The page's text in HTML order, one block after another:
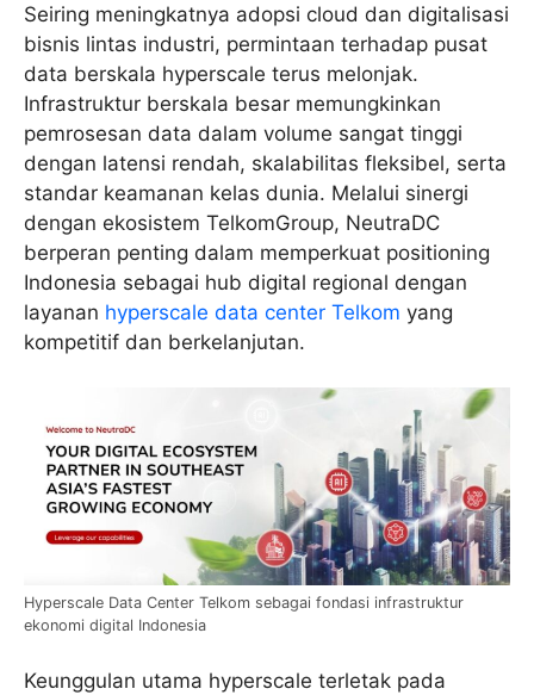
Seiring meningkatnya adopsi cloud dan digitalisasi
bisnis lintas industri, permintaan terhadap pusat
data berskala hyperscale terus melonjak.
Infrastruktur berskala besar memungkinkan
pemrosesan data dalam volume sangat tinggi
dengan latensi rendah, skalabilitas fleksibel, serta
standar keamanan kelas dunia. Melalui sinergi
dengan ekosistem TelkomGroup, NeutraDC
berperan penting dalam memperkuat positioning
Indonesia sebagai hub digital regional dengan
layanan hyperscale data center Telkom yang
kompetitif dan berkelanjutan.
Hyperscale Data Center Telkom sebagai fondasi infrastruktur
ekonomi digital Indonesia
Keunggulan utama hyperscale terletak pada